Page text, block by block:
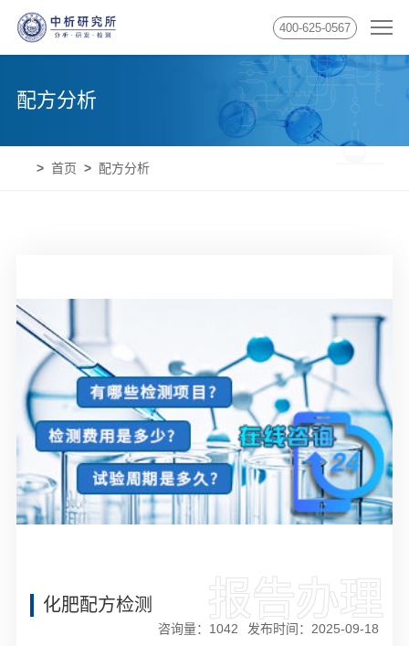
400-625-0567
配方分析
首页 配方分析
报告办理
化肥配方检测
发布时间：2025-09-18
咨询量： 1042